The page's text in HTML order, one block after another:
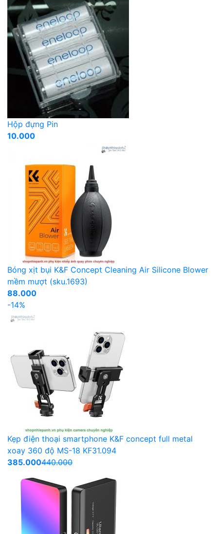
Hộp đựng Pin
10.000
Bóng xịt bụi K&F Concept Cleaning Air Silicone Blower
mềm mượt (sku.1693)
88.000
-14%
Kẹp điện thoại smartphone K&F concept full metal
xoay 360 độ MS-18 KF31.094
385.000440.000